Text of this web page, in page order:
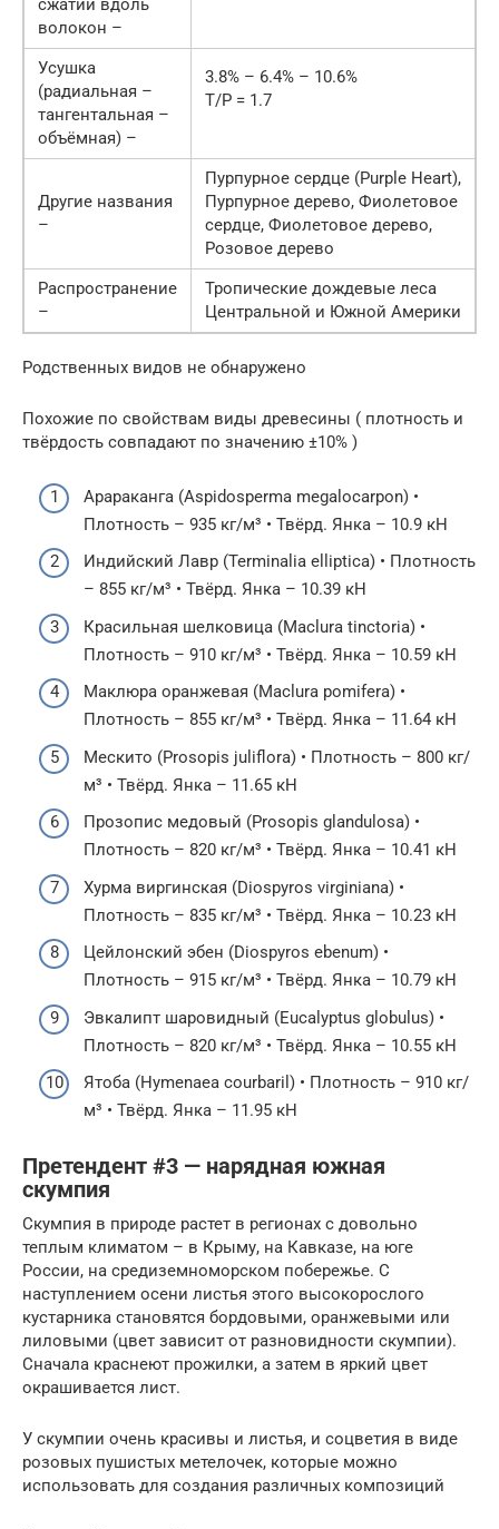
сжатии вдоль
волокон –
Усушка
(радиальная –
тангентальная –
объёмная) –
3.8% – 6.4% – 10.6%
Т/Р = 1.7
Другие названия
–
Пурпурное сердце (Purple Heart),
Пурпурное дерево, Фиолетовое
сердце, Фиолетовое дерево,
Розовое дерево
Распространение
–
Тропические дождевые леса
Центральной и Южной Америки
Родственных видов не обнаружено
Похожие по свойствам виды древесины ( плотность и
твёрдость совпадают по значению ±10% )
Арараканга (Aspidosperma megalocarpon) •
Плотность – 935 кг/м³ • Твёрд. Янка – 10.9 кН
Индийский Лавр (Terminalia elliptica) • Плотность
– 855 кг/м³ • Твёрд. Янка – 10.39 кН
Красильная шелковица (Maclura tinctoria) •
Плотность – 910 кг/м³ • Твёрд. Янка – 10.59 кН
Маклюра оранжевая (Maclura pomifera) •
Плотность – 855 кг/м³ • Твёрд. Янка – 11.64 кН
Мескито (Prosopis juliflora) • Плотность – 800 кг/
м³ • Твёрд. Янка – 11.65 кН
Прозопис медовый (Prosopis glandulosa) •
Плотность – 820 кг/м³ • Твёрд. Янка – 10.41 кН
Хурма виргинская (Diospyros virginiana) •
Плотность – 835 кг/м³ • Твёрд. Янка – 10.23 кН
Цейлонский эбен (Diospyros ebenum) •
Плотность – 915 кг/м³ • Твёрд. Янка – 10.79 кН
Эвкалипт шаровидный (Eucalyptus globulus) •
Плотность – 820 кг/м³ • Твёрд. Янка – 10.55 кН
Ятоба (Hymenaea courbaril) • Плотность – 910 кг/
м³ • Твёрд. Янка – 11.95 кН
Претендент #3 — нарядная южная
скумпия
Скумпия в природе растет в регионах с довольно
теплым климатом – в Крыму, на Кавказе, на юге
России, на средиземноморском побережье. С
наступлением осени листья этого высокорослого
кустарника становятся бордовыми, оранжевыми или
лиловыми (цвет зависит от разновидности скумпии).
Сначала краснеют прожилки, а затем в яркий цвет
окрашивается лист.
У скумпии очень красивы и листья, и соцветия в виде
розовых пушистых метелочек, которые можно
использовать для создания различных композиций